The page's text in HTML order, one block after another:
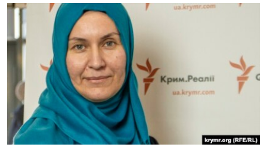
VİDEO
BLOGLAR
Русский
Українською